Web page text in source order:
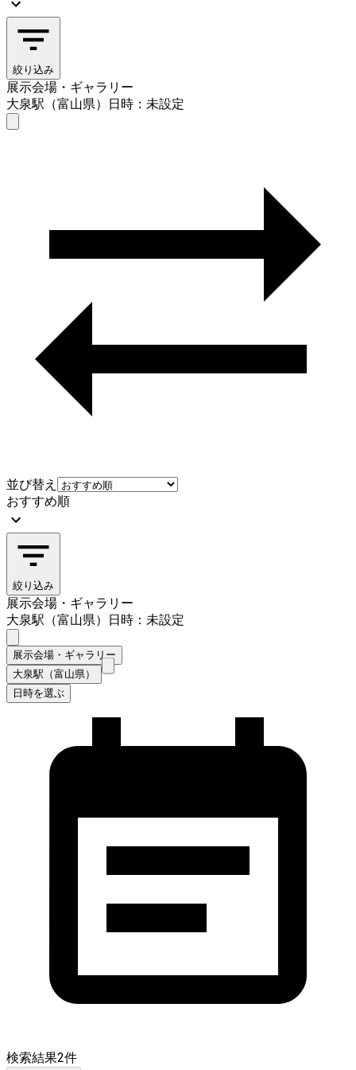
絞り込み
展示会場・ギャラリー
大泉駅（富山県）
日時：未設定
並び替え
おすすめ順
絞り込み
展示会場・ギャラリー
大泉駅（富山県）
日時：未設定
展示会場・ギャラリー
大泉駅（富山県）
日時を選ぶ
検索結果2件